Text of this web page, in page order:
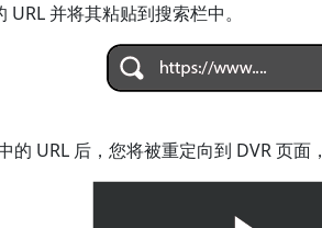
并将其粘贴到搜索栏中。
的 URL 后，您将被重定向到 DVR 页